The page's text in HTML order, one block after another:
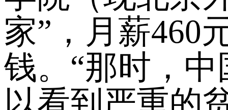
家”，月薪460
钱。“那时，
以看到严重的